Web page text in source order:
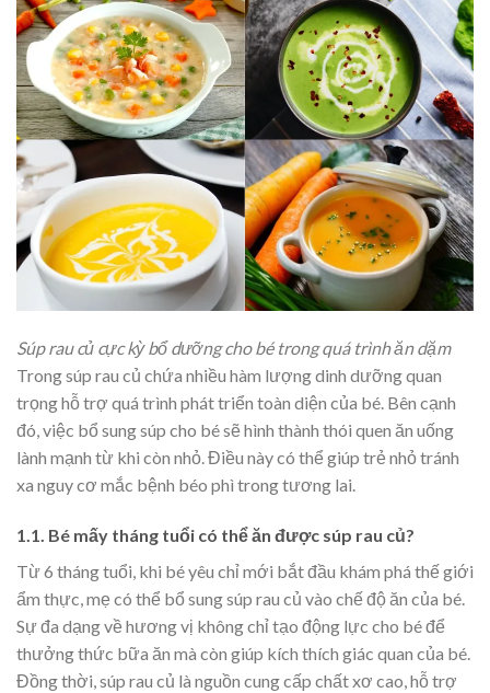
Súp rau củ cực kỳ bổ dưỡng cho bé trong quá trình ăn dặm
Trong súp rau củ chứa nhiều hàm lượng dinh dưỡng quan
trọng hỗ trợ quá trình phát triển toàn diện của bé. Bên cạnh
đó, việc bổ sung súp cho bé sẽ hình thành thói quen ăn uống
lành mạnh từ khi còn nhỏ. Điều này có thể giúp trẻ nhỏ tránh
xa nguy cơ mắc bệnh béo phì trong tương lai.
1.1. Bé mấy tháng tuổi có thể ăn được súp rau củ?
Từ 6 tháng tuổi, khi bé yêu chỉ mới bắt đầu khám phá thế giới
ẩm thực, mẹ có thể bổ sung súp rau củ vào chế độ ăn của bé.
Sự đa dạng về hương vị không chỉ tạo động lực cho bé để
thưởng thức bữa ăn mà còn giúp kích thích giác quan của bé.
Đồng thời, súp rau củ là nguồn cung cấp chất xơ cao, hỗ trợ